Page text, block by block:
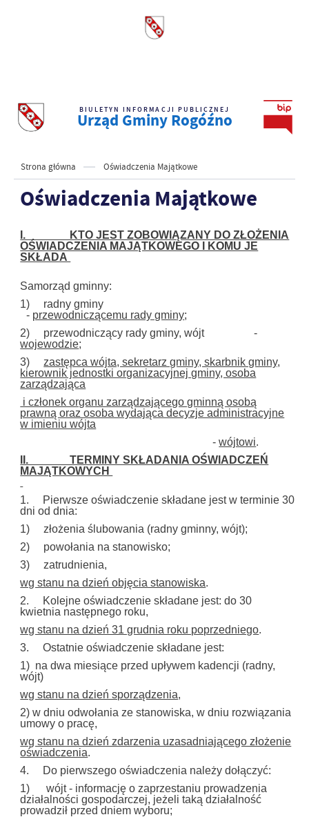
BIULETYN INFORMACJI PUBLICZNEJ
Urząd Gminy Rogóźno
Strona główna Oświadczenia Majątkowe
Oświadczenia Majątkowe
I. KTO JEST ZOBOWIĄZANY DO ZŁOŻENIA
OŚWIADCZENIA MAJĄTKOWEGO I KOMU JE
SKŁADA
Samorząd gminny:
1) radny gminy
- przewodniczącemu rady gminy;
2) przewodniczący rady gminy, wójt -
wojewodzie;
3) zastępca wójta, sekretarz gminy, skarbnik gminy,
kierownik jednostki organizacyjnej gminy, osoba
zarządzająca
i członek organu zarządzającego gminną osobą
prawną oraz osoba wydająca decyzje administracyjne
w imieniu wójta
-wójtowi.
II. TERMINY SKŁADANIA OŚWIADCZEŃ
MAJĄTKOWYCH
1. Pierwsze oświadczenie składane jest w terminie 30
dni od dnia:
1) złożenia ślubowania (radny gminny, wójt);
2) powołania na stanowisko;
3) zatrudnienia,
wg stanu na dzień objęcia stanowiska.
2. Kolejne oświadczenie składane jest: do 30
kwietnia następnego roku,
wg stanu na dzień 31 grudnia roku poprzedniego.
3. Ostatnie oświadczenie składane jest:
1) na dwa miesiące przed upływem kadencji (radny,
wójt)
wg stanu na dzień sporządzenia,
2) w dniu odwołania ze stanowiska, w dniu rozwiązania
umowy o pracę,
wg stanu na dzień zdarzenia uzasadniającego złożenie
oświadczenia.
4. Do pierwszego oświadczenia należy dołączyć:
1) wójt - informację o zaprzestaniu prowadzenia
działalności gospodarczej, jeżeli taką działalność
prowadził przed dniem wyboru;